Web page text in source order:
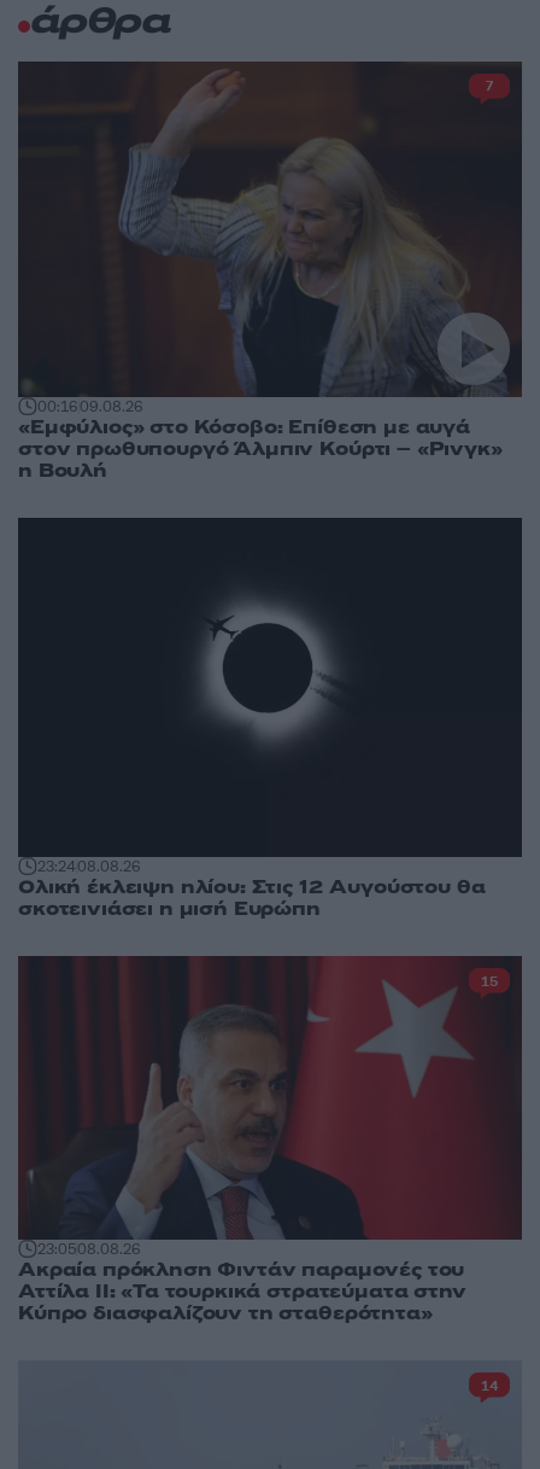
άρθρα
00:1609.08.26
«Εμφύλιος» στο Κόσοβο: Επίθεση με αυγά
στον πρωθυπουργό Άλμπιν Κούρτι – «Ρινγκ»
η Βουλή
7
23:2408.08.26
Ολική έκλειψη ηλίου: Στις 12 Αυγούστου θα
σκοτεινιάσει η μισή Ευρώπη
23:0508.08.26
Ακραία πρόκληση Φιντάν παραμονές του
Αττίλα ΙΙ: «Τα τουρκικά στρατεύματα στην
Κύπρο διασφαλίζουν τη σταθερότητα»
15
14